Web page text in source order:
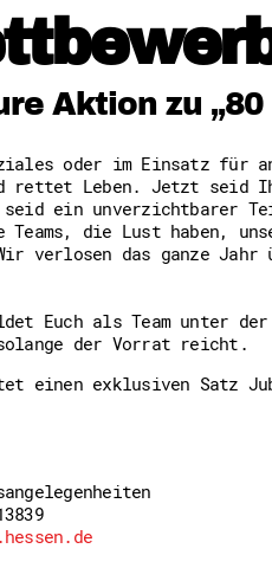
engagiert - Digitale
Hessen
dich schlau
Pakt
Lotsen in Hessen
& Fortbildung
Aktion zu
oder im Einsatz für
rettet Leben. Jetzt seid
ein unverzichtbarer
Teams, die Lust haben,
verlosen das ganze Jahr
Euch als Team unter der
der Vorrat reicht.
einen exklusiven Satz